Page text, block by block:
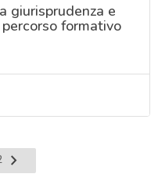
giurisprudenza e
formativo
Pagina
successiva